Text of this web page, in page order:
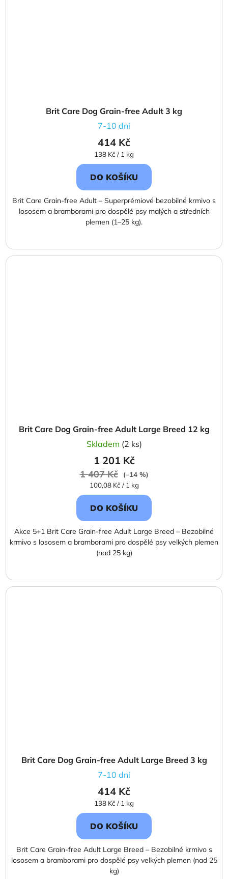
Brit Care Dog Grain-free Adult 3 kg
7-10 dní
414 Kč
Měrná
cena:
138 Kč / 1 kg
DO KOŠÍKU
Brit Care Grain-free Adult – Superprémiové bezobilné krmivo s
lososem a bramborami pro dospělé psy malých a středních
plemen (1–25 kg).
Brit Care Dog Grain-free Adult Large Breed 12 kg
Skladem (2 ks)
1 201 Kč
1 407 Kč
(–14 %)
Měrná
cena:
100,08 Kč / 1 kg
DO KOŠÍKU
Akce 5+1 Brit Care Grain-free Adult Large Breed – Bezobilné
krmivo s lososem a bramborami pro dospělé psy velkých plemen
(nad 25 kg)
Brit Care Dog Grain-free Adult Large Breed 3 kg
7-10 dní
414 Kč
Měrná
cena:
138 Kč / 1 kg
DO KOŠÍKU
Brit Care Grain-free Adult Large Breed – Bezobilné krmivo s
lososem a bramborami pro dospělé psy velkých plemen (nad 25
kg)